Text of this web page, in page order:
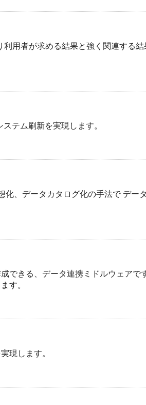
用者が求める結果と強く関連する
テム刷新を実現します。
、データカタログ化の手法で デー
できる、データ連携ミドルウェアで
す。
現します。